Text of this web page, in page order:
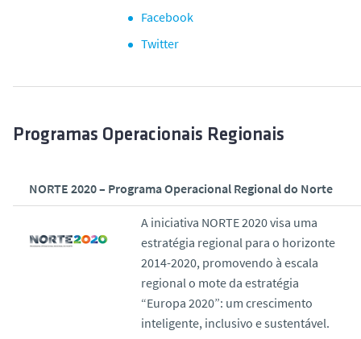
Facebook
Twitter
Programas Operacionais Regionais
NORTE 2020 – Programa Operacional Regional do Norte
A iniciativa NORTE 2020 visa uma
estratégia regional para o horizonte
2014-2020, promovendo à escala
regional o mote da estratégia
“Europa 2020”: um crescimento
inteligente, inclusivo e sustentável.